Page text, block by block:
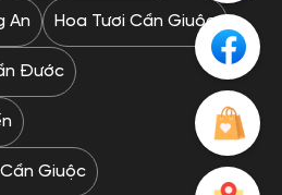
An Hoa Tươi Cần Giuộc
Đước
Giuộc